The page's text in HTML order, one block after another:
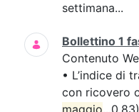
settimana...
Bollettino 1
Contenuto
• L’indice di
con ricovero
maggio